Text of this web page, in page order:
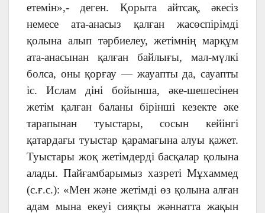
етемін»,- деген. Қорыта айтсақ, әкесіз
немесе ата-анасыз қалған жасөспірімді
қолына алып тәрбиелеу, жетімнің марқұм
ата-анасынан қалған байлығы, мал-мүлкі
болса, оны қорғау — жауапты да, сауапты
іс. Ислам діні бойынша, әке-шешесінен
жетім қалған баланы бірінші кезекте әке
тарапынан туыстары, сосын кейінгі
қатардағы туыстар қарамағына алуы қажет.
Туыстары жоқ жетімдерді басқалар қолына
алады. Пайғамбарымыз хазреті Мұхаммед
(с.ғ.с.): «Мен және жетімді өз қолына алған
адам мына екеуі сияқты жәннатта жақын